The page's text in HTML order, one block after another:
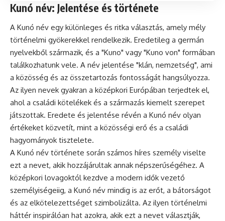
Kunó név: Jelentése és története
A Kunó név egy különleges és ritka választás, amely mély
történelmi gyökerekkel rendelkezik. Eredetileg a germán
nyelvekből származik, és a "Kuno" vagy "Kuno von" formában
találkozhatunk vele. A név jelentése "klán, nemzetség", ami
a közösség és az összetartozás fontosságát hangsúlyozza.
Az ilyen nevek gyakran a középkori Európában terjedtek el,
ahol a családi kötelékek és a származás kiemelt szerepet
játszottak. Eredete és jelentése révén a Kunó név olyan
értékeket közvetít, mint a közösségi erő és a családi
hagyományok tisztelete.
A Kunó név története során számos híres személy viselte
ezt a nevet, akik hozzájárultak annak népszerűségéhez. A
középkori lovagoktól kezdve a modern idők vezető
személyiségeiig, a Kunó név mindig is az erőt, a bátorságot
és az elkötelezettséget szimbolizálta. Az ilyen történelmi
háttér inspirálóan hat azokra, akik ezt a nevet választják,